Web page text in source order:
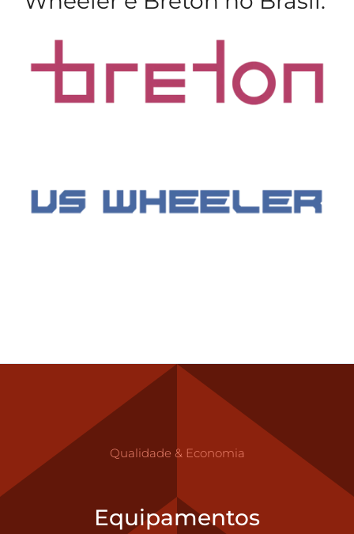
Qualidade & Economia
Equipamentos